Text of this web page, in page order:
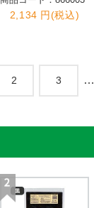
2,134 円(税込)
2 3 …